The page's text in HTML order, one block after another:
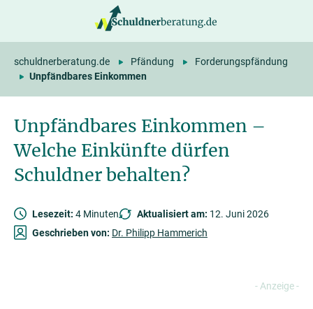
Unpfändbares Einkommen –
Welche Einkünfte dürfen
Schuldner behalten?
schuldnerberatung.de Pfändung
Forderungspfändung
Unpfändbares Einkommen
Lesezeit: 4 Minuten Aktualisiert am: 12. Juni 2026
Geschrieben von: Dr. Philipp Hammerich